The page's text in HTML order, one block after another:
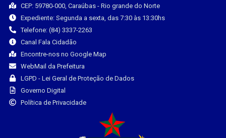
CEP: 59780-000, Caraúbas - Rio grande do Norte
Expediente: Segunda a sexta, das 7:30 às 13:30hs
Telefone: (84) 3337-2263
Canal Fala Cidadão
Encontre-nos no Google Map
WebMail da Prefeitura
LGPD - Lei Geral de Proteção de Dados
Governo Digital
Política de Privacidade